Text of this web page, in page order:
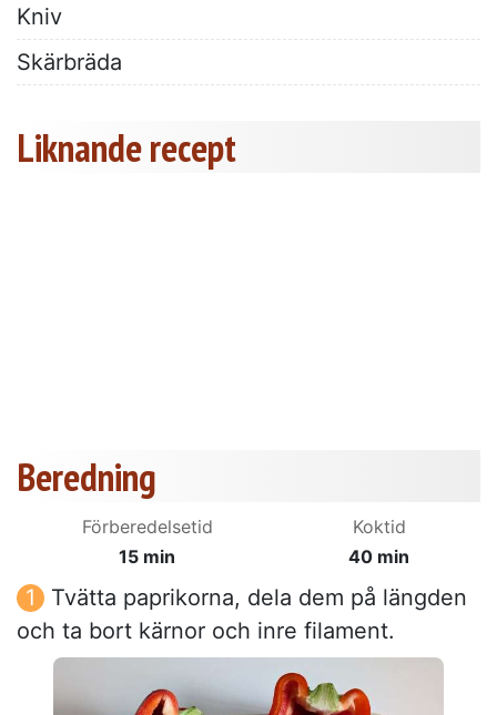
Kniv
Skärbräda
Liknande recept
Beredning
Förberedelsetid
15 min
Koktid
40 min
Tvätta paprikorna, dela dem på längden
och ta bort kärnor och inre filament.